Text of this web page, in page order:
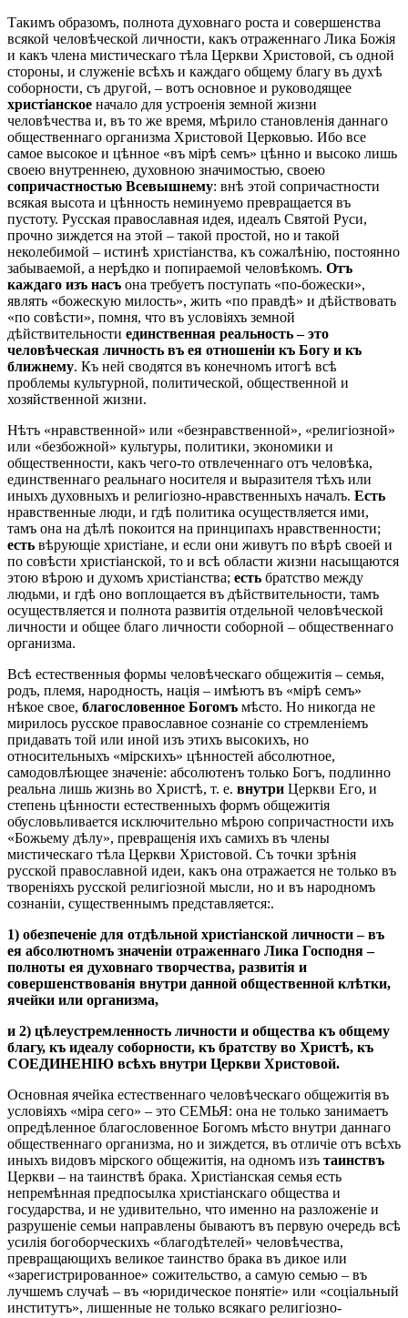
Такимъ образомъ, полнота духовнаго роста и совершенства
всякой человѣческой личности, какъ отраженнаго Лика Божія
и какъ члена мистическаго тѣла Церкви Христовой, съ одной
стороны, и служеніе всѣхъ и каждаго общему благу въ духѣ
соборности, съ другой, – вотъ основное и руководящее
христіанское начало для устроенія земной жизни
человѣчества и, въ то же время, мѣрило становленія даннаго
общественнаго организма Христовой Церковью. Ибо все
самое высокое и цѣнное «въ мірѣ семъ» цѣнно и высоко лишь
своею внутреннею, духовною значимостью, своею
сопричастностью Всевышнему: внѣ этой сопричастности
всякая высота и цѣнность неминуемо превращается въ
пустоту. Русская православная идея, идеалъ Святой Руси,
прочно зиждется на этой – такой простой, но и такой
неколебимой – истинѣ христіанства, къ сожалѣнію, постоянно
забываемой, а нерѣдко и попираемой человѣкомъ. Отъ
каждаго изъ насъ она требуетъ поступать «по-божески»,
являть «божескую милость», жить «по правдѣ» и дѣйствовать
«по совѣсти», помня, что въ условіяхъ земной
дѣйствительности единственная реальность – это
человѣческая личность въ ея отношеніи къ Богу и къ
ближнему. Къ ней сводятся въ конечномъ итогѣ всѣ
проблемы культурной, политической, общественной и
хозяйственной жизни.
Нѣтъ «нравственной» или «безнравственной», «религіозной»
или «безбожной» культуры, политики, экономики и
общественности, какъ чего-то отвлеченнаго отъ человѣка,
единственнаго реальнаго носителя и выразителя тѣхъ или
иныхъ духовныхъ и религіозно-нравственныхъ началъ. Есть
нравственные люди, и гдѣ политика осуществляется ими,
тамъ она на дѣлѣ покоится на принципахъ нравственности;
есть вѣрующіе христіане, и если они живутъ по вѣрѣ своей и
по совѣсти христіанской, то и всѣ области жизни насыщаются
этою вѣрою и духомъ христіанства; есть братство между
людьми, и гдѣ оно воплощается въ дѣйствительности, тамъ
осуществляется и полнота развитія отдельной человѣческой
личности и общее благо личности соборной – общественнаго
организма.
Всѣ естественныя формы человѣческаго общежитія – семья,
родъ, племя, народность, нація – имѣютъ въ «мірѣ семъ»
нѣкое свое, благословенное Богомъ мѣсто. Но никогда не
мирилось русское православное сознаніе со стремленіемъ
придавать той или иной изъ этихъ высокихъ, но
относительныхъ «мірскихъ» цѣнностей абсолютное,
самодовлѣющее значеніе: абсолютенъ только Богъ, подлинно
реальна лишь жизнь во Христѣ, т. е. внутри Церкви Его, и
степень цѣнности естественныхъ формъ общежитія
обусловьливается исключительно мѣрою сопричастности ихъ
«Божьему дѣлу», превращенія ихъ самихъ въ члены
мистическаго тѣла Церкви Христовой. Съ точки зрѣнія
русской православной идеи, какъ она отражается не только въ
твореніяхъ русской религіозной мысли, но и въ народномъ
сознаніи, существеннымъ представляется:.
1) обезпеченіе для отдѣльной христіанской личности – въ
ея абсолютномъ значеніи отраженнаго Лика Господня –
полноты ея духовнаго творчества, развитія и
совершенствованія внутри данной общественной клѣтки,
ячейки или организма,
и 2) цѣлеустремленность личности и общества къ общему
благу, къ идеалу соборности, къ братству во Христѣ, къ
СОЕДИНЕНІЮ всѣхъ внутри Церкви Христовой.
Основная ячейка естественнаго человѣческаго общежитія въ
условіяхъ «міра сего» – это СЕМЬЯ: она не только занимаетъ
опредѣленное благословенное Богомъ мѣсто внутри даннаго
общественнаго организма, но и зиждется, въ отличіе отъ всѣхъ
иныхъ видовъ мірского общежитія, на одномъ изъ таинствъ
Церкви – на таинствѣ брака. Христіанская семья есть
непремѣнная предпосылка христіанскаго общества и
государства, и не удивительно, что именно на разложеніе и
разрушеніе семьи направлены бываютъ въ первую очередь всѣ
усилія богоборческихъ «благодѣтелей» человѣчества,
превращающихъ великое таинство брака въ дикое или
«зарегистрированное» сожительство, а самую семью – въ
лучшемъ случаѣ – въ «юридическое понятіе» или «соціальный
институтъ», лишенные не только всякаго религіозно-